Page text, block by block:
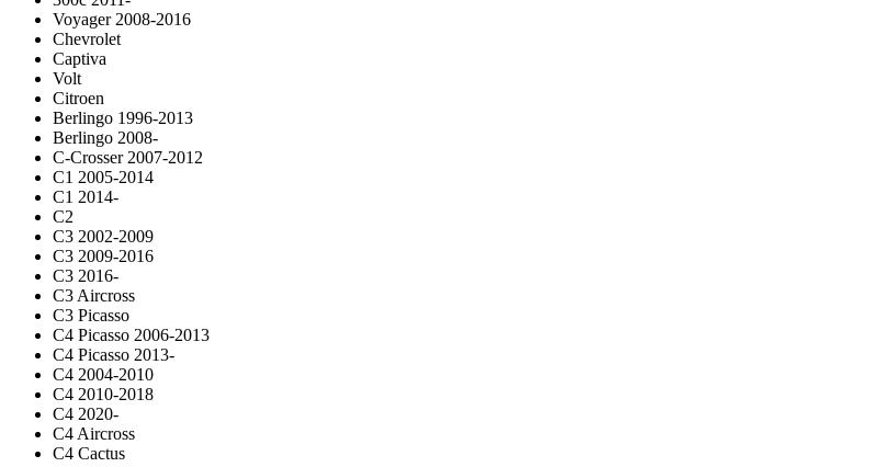
Voyager 2008-2016
Chevrolet
Captiva
Volt
Citroen
Berlingo 1996-2013
Berlingo 2008-
C-Crosser 2007-2012
C1 2005-2014
C1 2014-
C2
C3 2002-2009
C3 2009-2016
C3 2016-
C3 Aircross
C3 Picasso
C4 Picasso 2006-2013
C4 Picasso 2013-
C4 2004-2010
C4 2010-2018
C4 2020-
C4 Aircross
C4 Cactus